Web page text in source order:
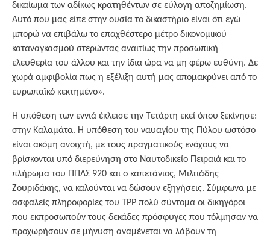
δικαίωμα των αδίκως κρατηθέντων σε εύλογη αποζημίωση.
Αυτό που μας είπε στην ουσία το δικαστήριο είναι ότι εγώ
μπορώ να επιβάλω το επαχθέστερο μέτρο δικονομικού
καταναγκασμού στερώντας αναιτίως την προσωπική
ελευθερία του άλλου και την ίδια ώρα να μη φέρω ευθύνη. Δε
χωρά αμφιβολία πως η εξέλιξη αυτή μας απομακρύνει από το
ευρωπαϊκό κεκτημένο».
Η υπόθεση των εννιά έκλεισε την Τετάρτη εκεί όπου ξεκίνησε:
στην Καλαμάτα. Η υπόθεση του ναυαγίου της Πύλου ωστόσο
είναι ακόμη ανοιχτή, με τους πραγματικούς ενόχους να
βρίσκονται υπό διερεύνηση στο Ναυτοδικείο Πειραιά και το
πλήρωμα του ΠΠΛΣ 920 και ο καπετάνιος, Μιλτιάδης
Ζουριδάκης, να καλούνται να δώσουν εξηγήσεις. Σύμφωνα με
ασφαλείς πληροφορίες του TPP πολύ σύντομα οι δικηγόροι
που εκπροσωπούν τους δεκάδες πρόσφυγες που τόλμησαν να
προχωρήσουν σε μήνυση αναμένεται να λάβουν τη